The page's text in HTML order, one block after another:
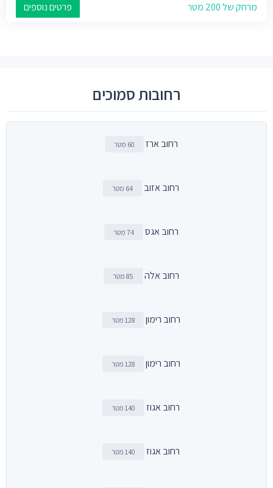
מרחק של 200 מטר פרטים נוספים
רחובות סמוכים
רחוב ארז 60 מטר
רחוב אזוב 64 מטר
רחוב אגס 74 מטר
רחוב אלה 85 מטר
רחוב רימון 128 מטר
רחוב רימון 128 מטר
רחוב אגוז 140 מטר
רחוב אגוז 140 מטר